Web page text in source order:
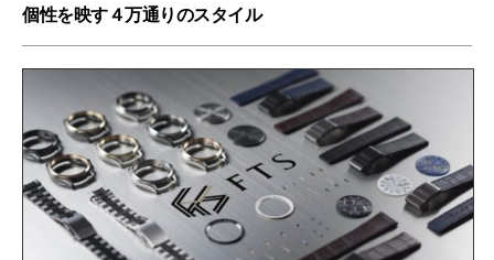
個性を映す４万通りのスタイル